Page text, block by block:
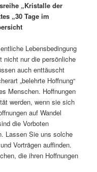
„Kristalle der
„30 Tage im
Lebensbedingung
nicht nur die persönliche
auch enttäuscht
„belehrte Hoffnung“
Menschen. Hoffnungen
werden, wenn sie sich
auf Wandel
die Vorboten
Lassen Sie uns solche
Vorträgen auffinden.
die ihren Hoffnungen